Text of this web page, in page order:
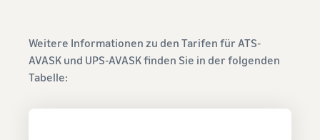
Weitere Informationen zu den Tarifen für ATS-
AVASK und UPS-AVASK finden Sie in der folgenden
Tabelle: